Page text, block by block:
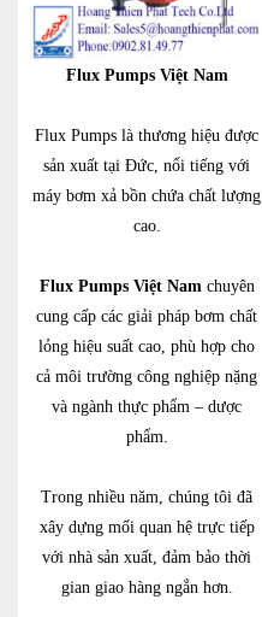
Flux Pumps Việt Nam
Flux Pumps là thương hiệu được
sản xuất tại Đức, nổi tiếng với
máy bơm xả bồn chứa chất lượng
cao.
Flux Pumps Việt Namchuyên
cung cấp các giải pháp bơm chất
lỏng hiệu suất cao, phù hợp cho
cả môi trường công nghiệp nặng
và ngành thực phẩm – dược
phẩm.
Trong nhiều năm, chúng tôi đã
xây dựng mối quan hệ trực tiếp
với nhà sản xuất, đảm bảo thời
gian giao hàng ngắn hơn.